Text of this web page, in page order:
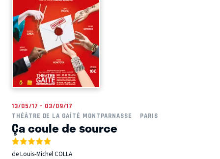
13/05/17 - 03/09/17
THÉÂTRE DE LA GAÎTÉ MONTPARNASSE
PARIS
Ça coule de source
de Louis-Michel COLLA